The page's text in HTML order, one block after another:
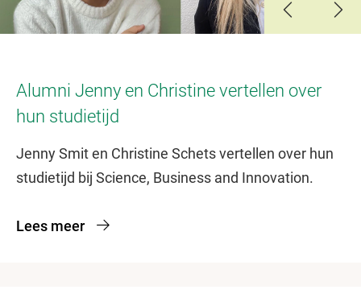
Alumni Jenny en Christine vertellen over
hun studietijd
Jenny Smit en Christine Schets vertellen over hun
studietijd bij Science, Business and Innovation.
Lees meer